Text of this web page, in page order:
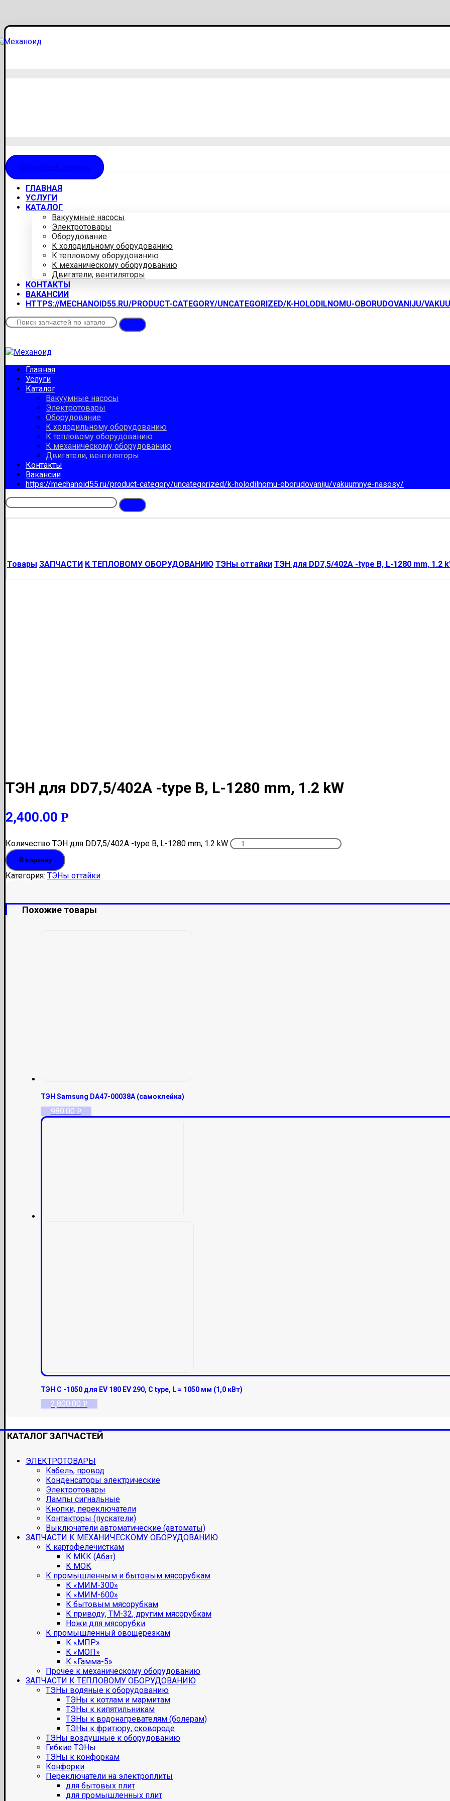
ГЛАВНАЯ
УСЛУГИ
КАТАЛОГ
Вакуумные насосы
Электротовары
Оборудование
К холодильному оборудованию
К тепловому оборудованию
К механическому оборудованию
Двигатели, вентиляторы
КОНТАКТЫ
ВАКАНСИИ
HTTPS://MECHANOID55.RU/PRODUCT-CATEGORY/UNCATEGORIZED/K-HOLODILNOMU-OBORUDOVANIJU/
Главная
Услуги
Каталог
Вакуумные насосы
Электротовары
Оборудование
К холодильному оборудованию
К тепловому оборудованию
К механическому оборудованию
Двигатели, вентиляторы
Контакты
Вакансии
https://mechanoid55.ru/product-category/uncategorized/k-holodilnomu-oborudovaniju/vakuumnye-nasosy/
Товары ЗАПЧАСТИ К ТЕПЛОВОМУ ОБОРУДОВАНИЮ ТЭНы оттайки ТЭН для DD7,5/402A -type B, L-1280 mm, 1.2
ТЭН для DD7,5/402A -type B, L-1280 mm, 1.2 kW
2,400.00 Р
Количество ТЭН для DD7,5/402A -type B, L-1280 mm, 1.2 kW
В корзину
Категория: ТЭНы оттайки
Похожие товары
ТЭН Samsung DA47-00038A (самоклейка)
980.00 Р
ТЭН С -1050 для EV 180 EV 290, С type, L = 1050 мм (1,0 кВт)
2,800.00 Р
КАТАЛОГ ЗАПЧАСТЕЙ
ЭЛЕКТРОТОВАРЫ
Кабель, провод
Конденсаторы электрические
Электротовары
Лампы сигнальные
Кнопки, переключатели
Контакторы (пускатели)
Выключатели автоматические (автоматы)
ЗАПЧАСТИ К МЕХАНИЧЕСКОМУ ОБОРУДОВАНИЮ
К картофелечисткам
К МКК (Абат)
К МОК
К промышленным и бытовым мясорубкам
К «МИМ-300»
К «МИМ-600»
К бытовым мясорубкам
К приводу, ТМ-32, другим мясорубкам
Ножи для мясорубки
К промышленный овощерезкам
К «МПР»
К «МОП»
К «Гамма-5»
Прочее к механическому оборудованию
ЗАПЧАСТИ К ТЕПЛОВОМУ ОБОРУДОВАНИЮ
ТЭНы водяные к оборудованию
ТЭНы к котлам и мармитам
ТЭНы к кипятильникам
ТЭНы к водонагревателям (болерам)
ТЭНы к фритюру, сковороде
ТЭНы воздушные к оборудованию
Гибкие ТЭНы
ТЭНы к конфоркам
Конфорки
Переключатели на электроплиты
для бытовых плит
для промышленных плит